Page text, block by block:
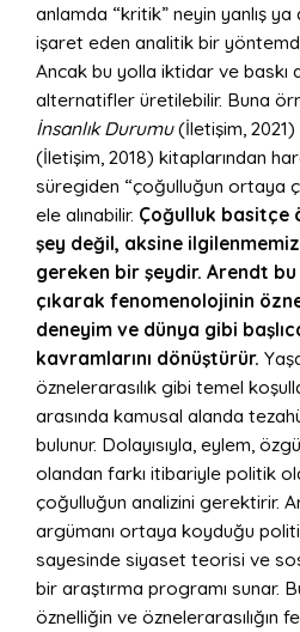
anlamda “kritik” neyin yanlış
işaret eden analitik bir
Ancak bu yolla iktidar ve baskı
alternatifler üretilebilir. Buna
İnsanlık Durumu(İletişim, 2021)
(İletişim, 2018) kitaplarından
süregiden “çoğulluğun ortaya
ele alınabilir. Çoğulluk basitçe
şey değil, aksine
gereken bir şeydir. Arendt
çıkarak fenomenolojinin
deneyim ve dünya gibi
kavramlarını dönüştürür.
öznelerarasılık gibi temel
arasında kamusal alanda
bulunur. Dolayısıyla, eylem,
olandan farkı itibariyle politik
çoğulluğun analizini gerektirir.
argümanı ortaya koyduğu
sayesinde siyaset teorisi ve
bir araştırma programı sunar.
öznelliğin ve öznelerarasılığın